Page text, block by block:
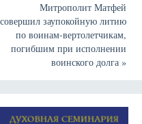
Митрополит Матфей
совершил заупокойную литию
по воинам-вертолетчикам,
погибшим при исполнении
воинского долга»